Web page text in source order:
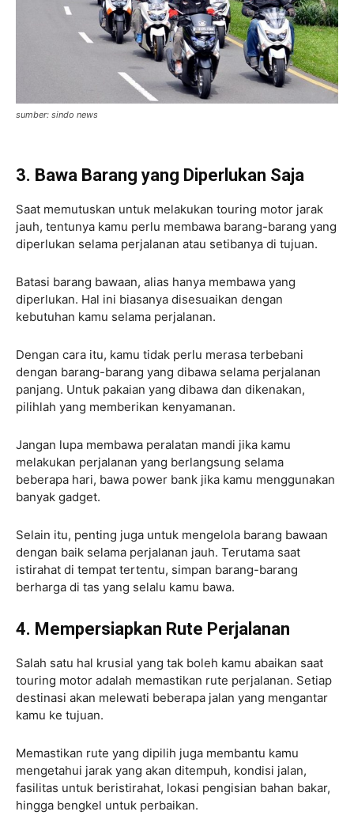
sumber: sindo news
3. Bawa Barang yang Diperlukan Saja
Saat memutuskan untuk melakukan touring motor jarak
jauh, tentunya kamu perlu membawa barang-barang yang
diperlukan selama perjalanan atau setibanya di tujuan.
Batasi barang bawaan, alias hanya membawa yang
diperlukan. Hal ini biasanya disesuaikan dengan
kebutuhan kamu selama perjalanan.
Dengan cara itu, kamu tidak perlu merasa terbebani
dengan barang-barang yang dibawa selama perjalanan
panjang. Untuk pakaian yang dibawa dan dikenakan,
pilihlah yang memberikan kenyamanan.
Jangan lupa membawa peralatan mandi jika kamu
melakukan perjalanan yang berlangsung selama
beberapa hari, bawa power bank jika kamu menggunakan
banyak gadget.
Selain itu, penting juga untuk mengelola barang bawaan
dengan baik selama perjalanan jauh. Terutama saat
istirahat di tempat tertentu, simpan barang-barang
berharga di tas yang selalu kamu bawa.
4. Mempersiapkan Rute Perjalanan
Salah satu hal krusial yang tak boleh kamu abaikan saat
touring motor adalah memastikan rute perjalanan. Setiap
destinasi akan melewati beberapa jalan yang mengantar
kamu ke tujuan.
Memastikan rute yang dipilih juga membantu kamu
mengetahui jarak yang akan ditempuh, kondisi jalan,
fasilitas untuk beristirahat, lokasi pengisian bahan bakar,
hingga bengkel untuk perbaikan.